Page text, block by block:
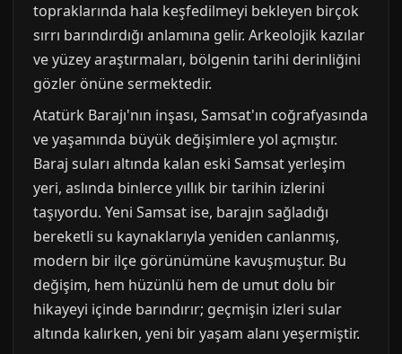
topraklarında hala keşfedilmeyi bekleyen birçok
sırrı barındırdığı anlamına gelir. Arkeolojik kazılar
ve yüzey araştırmaları, bölgenin tarihi derinliğini
gözler önüne sermektedir.
Atatürk Barajı'nın inşası, Samsat'ın coğrafyasında
ve yaşamında büyük değişimlere yol açmıştır.
Baraj suları altında kalan eski Samsat yerleşim
yeri, aslında binlerce yıllık bir tarihin izlerini
taşıyordu. Yeni Samsat ise, barajın sağladığı
bereketli su kaynaklarıyla yeniden canlanmış,
modern bir ilçe görünümüne kavuşmuştur. Bu
değişim, hem hüzünlü hem de umut dolu bir
hikayeyi içinde barındırır; geçmişin izleri sular
altında kalırken, yeni bir yaşam alanı yeşermiştir.